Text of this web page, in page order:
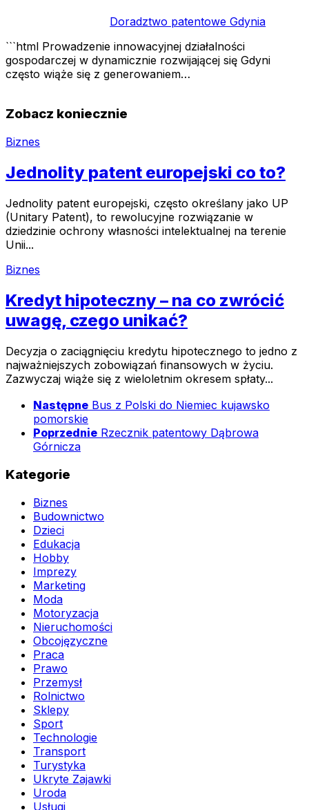
Doradztwo patentowe Gdynia
```html Prowadzenie innowacyjnej działalności
gospodarczej w dynamicznie rozwijającej się Gdyni
często wiąże się z generowaniem…
Zobacz koniecznie
Biznes
Jednolity patent europejski co to?
Jednolity patent europejski, często określany jako UP
(Unitary Patent), to rewolucyjne rozwiązanie w
dziedzinie ochrony własności intelektualnej na terenie
Unii...
Biznes
Kredyt hipoteczny – na co zwrócić
uwagę, czego unikać?
Decyzja o zaciągnięciu kredytu hipotecznego to jedno z
najważniejszych zobowiązań finansowych w życiu.
Zazwyczaj wiąże się z wieloletnim okresem spłaty...
Następne Bus z Polski do Niemiec kujawsko
pomorskie
Poprzednie Rzecznik patentowy Dąbrowa
Górnicza
Kategorie
Biznes
Budownictwo
Dzieci
Edukacja
Hobby
Imprezy
Marketing
Moda
Motoryzacja
Nieruchomości
Obcojęzyczne
Praca
Prawo
Przemysł
Rolnictwo
Sklepy
Sport
Technologie
Transport
Turystyka
Ukryte Zajawki
Uroda
Usługi